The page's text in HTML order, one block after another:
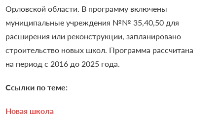
Орловской области. В программу включены
муниципальные учреждения №№ 35,40,50 для
расширения или реконструкции, запланировано
строительство новых школ. Программа рассчитана
на период с 2016 до 2025 года.
Ссылки по теме:
Новая школа